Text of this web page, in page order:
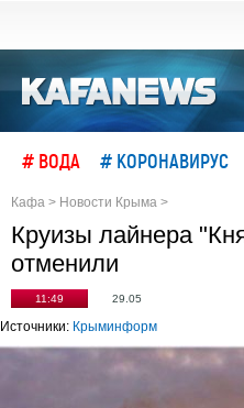
# ВОДА # КОРОНАВИРУС
Кафа > Новости Крыма >
Круизы лайнера
отменили
11:49 29.05
Источники: Крыминформ